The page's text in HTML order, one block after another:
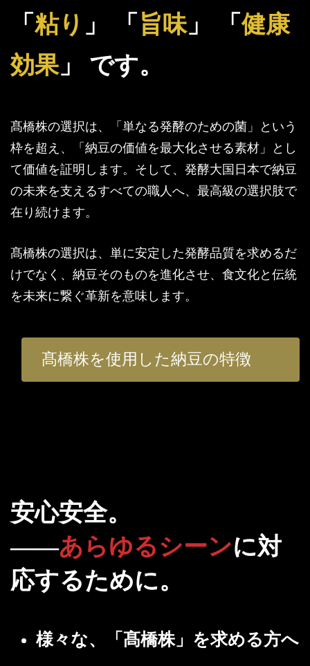
「 粘り 」 「 旨味」 「健康
効果」 です。
髙橋株の選択は、「単なる発酵のための菌」という
枠を超え、「納豆の価値を最大化させる素材」とし
て価値を証明します。そして、発酵大国日本で納豆
の未来を支えるすべての職人へ、最高級の選択肢で
在り続けます。
髙橋株の選択は、単に安定した発酵品質を求めるだ
けでなく、納豆そのものを進化させ、食文化と伝統
を未来に繋ぐ革新を意味します。
髙橋株を使用した納豆の特徴
安心安全。
――あらゆるシーンに対
応するために。
様々な、「髙橋株」を求める方へ